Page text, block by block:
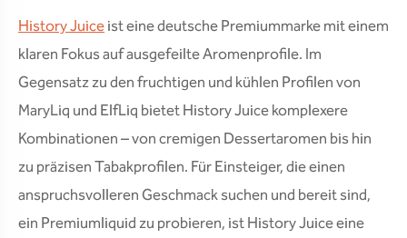
History Juiceist eine deutsche Premiummarke mit einem
klaren Fokus auf ausgefeilte Aromenprofile. Im
Gegensatz zu den fruchtigen und kühlen Profilen von
MaryLiq und ElfLiq bietet History Juice komplexere
Kombinationen – von cremigen Dessertaromen bis hin
zu präzisen Tabakprofilen. Für Einsteiger, die einen
anspruchsvolleren Geschmack suchen und bereit sind,
ein Premiumliquid zu probieren, ist History Juice eine